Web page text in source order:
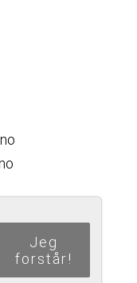
Jeg
forstår!